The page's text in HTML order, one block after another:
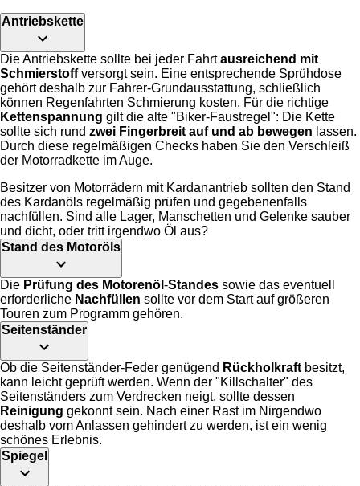
Antriebskette
Die Antriebskette sollte bei jeder Fahrtausreichend mit
Schmierstoffversorgt sein. Eine entsprechende Sprühdose
gehört deshalb zur Fahrer-Grundausstattung, schließlich
können Regenfahrten Schmierung kosten. Für die richtige
Kettenspannung gilt die alte "Biker-Faustregel": Die Kette
sollte sich rund zwei Fingerbreit auf und ab bewegen lassen.
Durch diese regelmäßigen Checks haben Sie den Verschleiß
der Motorradkette im Auge.
Besitzer von Motorrädern mit Kardanantrieb sollten den Stand
des Kardanöls regelmäßig prüfen und gegebenenfalls
nachfüllen. Sind alle Lager, Manschetten und Gelenke sauber
und dicht, oder tritt irgendwo Öl aus?
Stand des Motoröls
Die Prüfung des Motorenöl -Standes sowie das eventuell
erforderliche Nachfüllen sollte vor dem Start auf größeren
Touren zum Programm gehören.
Seitenständer
Ob die Seitenständer-Feder genügend Rückholkraft besitzt,
kann leicht geprüft werden. Wenn der "Killschalter" des
Seitenständers zum Verdrecken neigt, sollte dessen
Reinigung gekonnt sein. Nach einer Rast im Nirgendwo
deshalb vom Anlassen gehindert zu werden, ist ein wenig
schönes Erlebnis.
Spiegel